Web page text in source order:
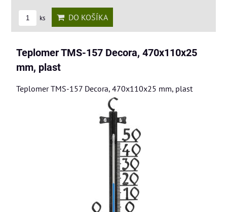
ks DO KOŠÍKA
Teplomer TMS-157 Decora, 470x110x25
mm, plast
Teplomer TMS-157 Decora, 470x110x25 mm, plast